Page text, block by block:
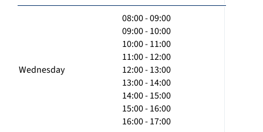
Wednesday
08:00 - 09:00
09:00 - 10:00
10:00 - 11:00
11:00 - 12:00
12:00 - 13:00
13:00 - 14:00
14:00 - 15:00
15:00 - 16:00
16:00 - 17:00